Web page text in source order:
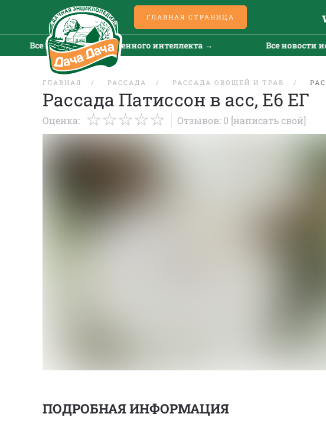
ГЛАВНАЯ СТРАНИЦА
Все новости искусственного интеллекта → Все новости
ГЛАВНАЯ РАССАДА РАССАДА ОВОЩЕЙ И ТРАВ
Рассада Патиссон в асс, Е6 ЕГ
Оценка: Отзывов: 0 [написать свой]
ПОДРОБНАЯ ИНФОРМАЦИЯ